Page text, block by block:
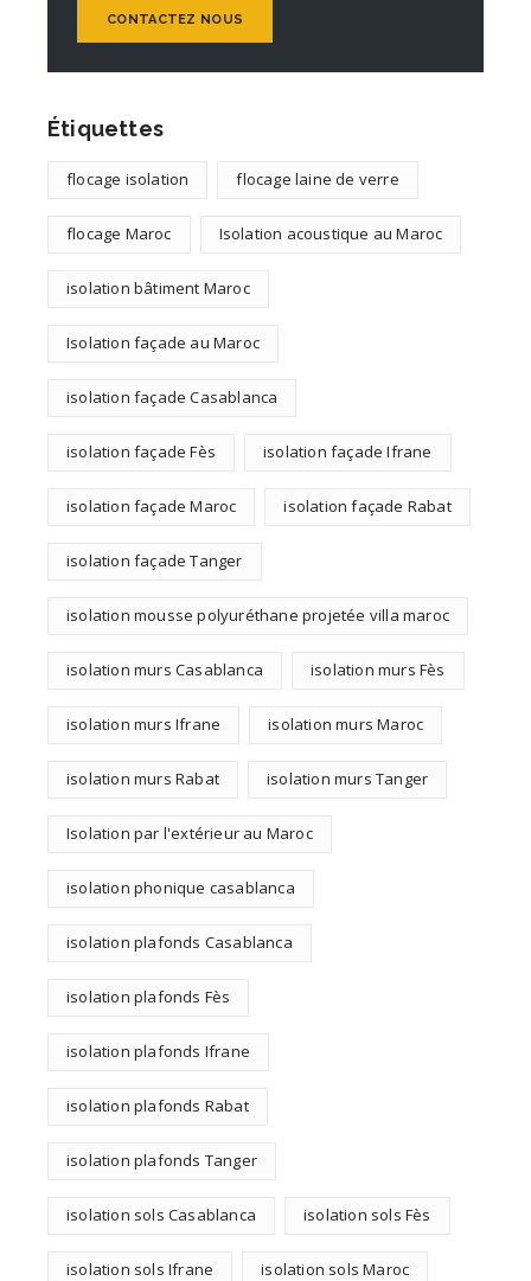
CONTACTEZ NOUS
Étiquettes
flocage isolation flocage laine de verre
flocage Maroc Isolation acoustique au Maroc
isolation bâtiment Maroc
Isolation façade au Maroc
isolation façade Casablanca
isolation façade Fès isolation façade Ifrane
isolation façade Maroc isolation façade Rabat
isolation façade Tanger
isolation mousse polyuréthane projetée villa maroc
isolation murs Casablanca isolation murs Fès
isolation murs Ifrane isolation murs Maroc
isolation murs Rabat isolation murs Tanger
Isolation par l'extérieur au Maroc
isolation phonique casablanca
isolation plafonds Casablanca
isolation plafonds Fès
isolation plafonds Ifrane
isolation plafonds Rabat
isolation plafonds Tanger
isolation sols Casablanca isolation sols Fès
isolation sols Ifrane isolation sols Maroc